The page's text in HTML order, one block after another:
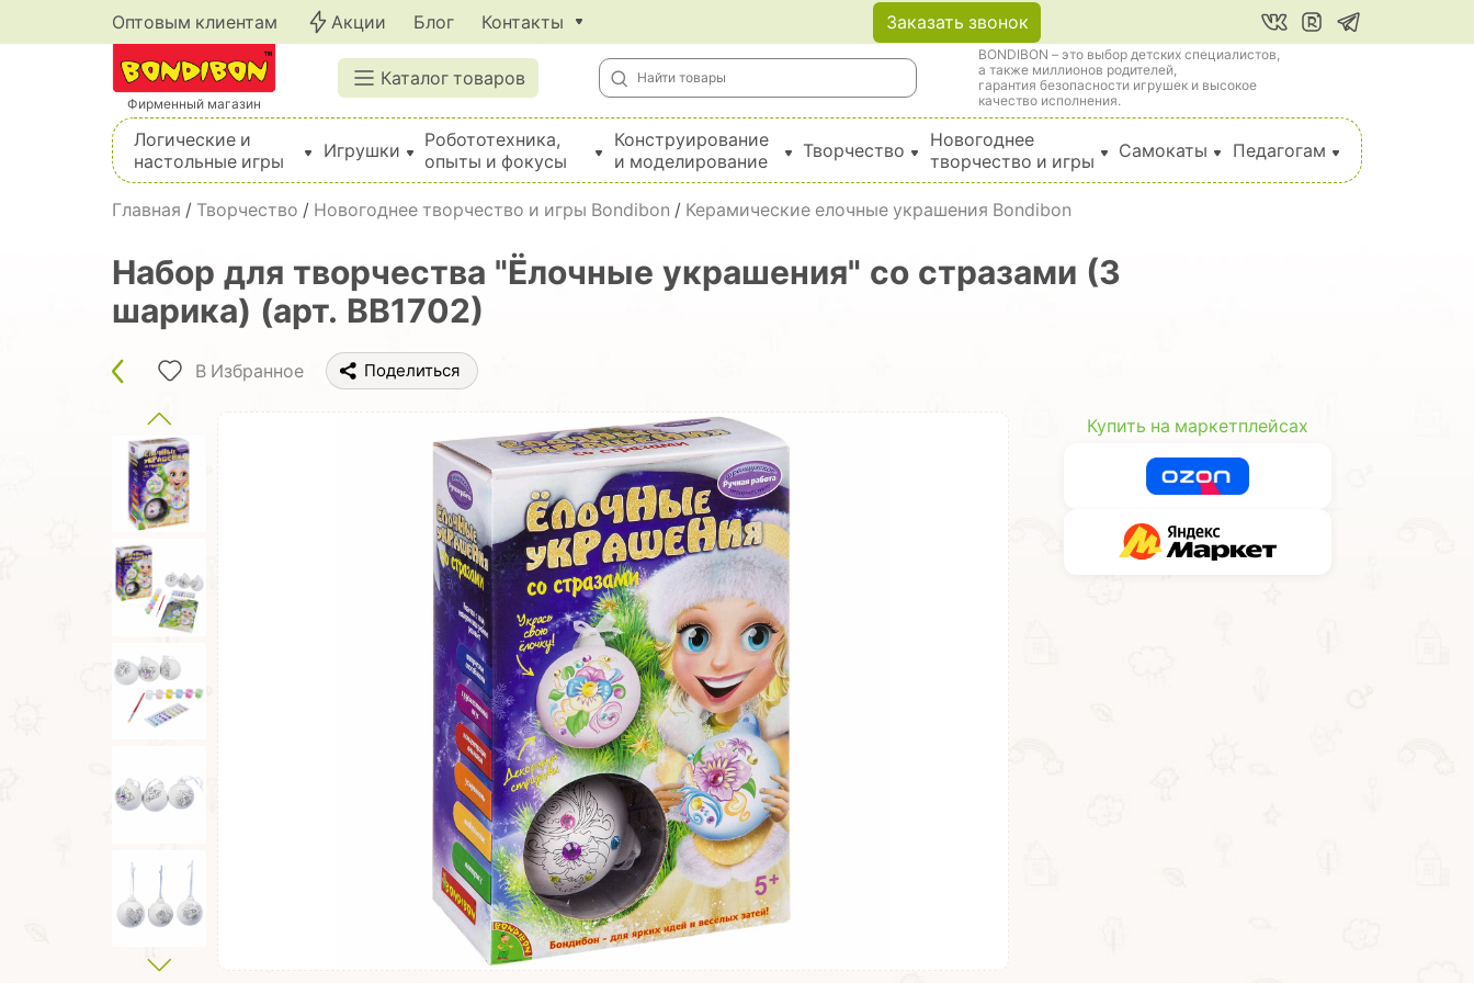
Оптовым клиентам Акции Блог Контакты Заказать звонок
Фирменный магазин
Каталог товаров
BONDIBON – это выбор детских специалистов,
а также миллионов родителей,
гарантия безопасности игрушек и высокое
качество исполнения.
Логические и
настольные игры
Игрушки
Робототехника,
опыты и фокусы
Конструирование
и моделирование
Творчество
Новогоднее
творчество и игры
Самокаты Педагогам
Главная / Творчество / Новогоднее творчество и игры Bondibon / Керамические елочные украшения Bondibon
Набор для творчества "Ёлочные украшения" со стразами (3
шарика) (арт. ВВ1702)
В Избранное Поделиться
Купить на маркетплейсах